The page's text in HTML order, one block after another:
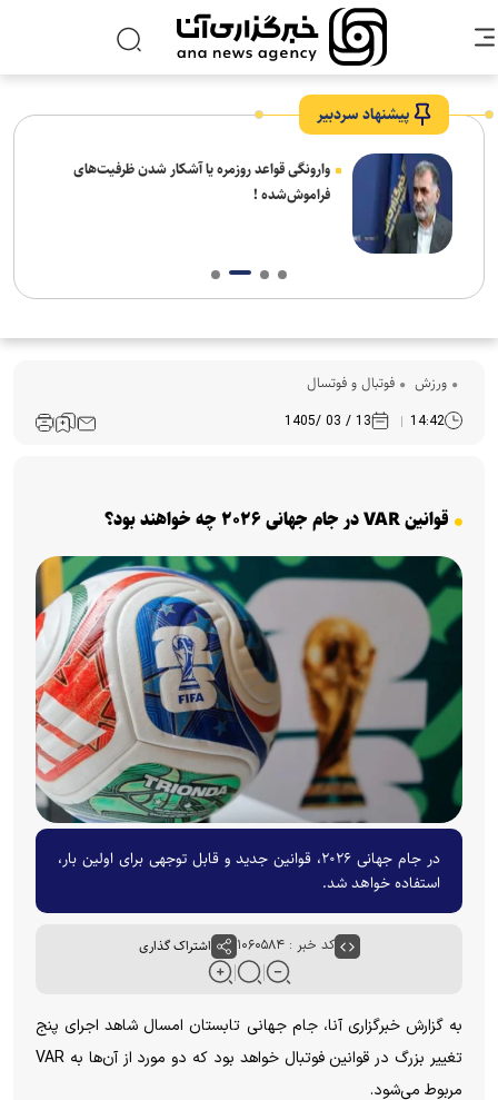
پیشنهاد سردبیر
وارونگی قواعد روزمره یا آشکار شدن ظرفیت‌های
فراموش‌شده !
ورزش فوتبال و فوتسال
14:42
13 / 03 /1405
قوانین VAR در جام جهانی ۲۰۲۶ چه خواهند بود؟
در جام جهانی ۲۰۲۶، قوانین جدید و قابل توجهی برای اولین بار،
استفاده خواهد شد.
کد خبر : ۱۰۶۰۵۸۴ اشتراک گذاری
به گزارش خبرگزاری آنا، جام جهانی تابستان امسال شاهد اجرای پنج
تغییر بزرگ در قوانین فوتبال خواهد بود که دو مورد از آن‌ها به VAR
مربوط می‌شود.